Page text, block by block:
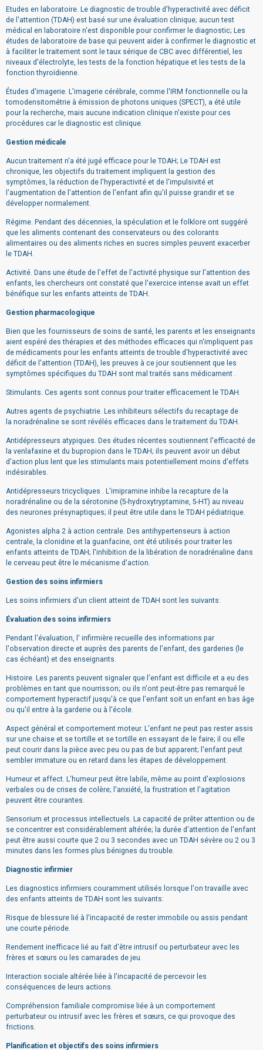
Etudes en laboratoire. Le diagnostic de trouble d'hyperactivité avec déficit
de l'attention (TDAH) est basé sur une évaluation clinique; aucun test
médical en laboratoire n'est disponible pour confirmer le diagnostic; Les
études de laboratoire de base qui peuvent aider à confirmer le diagnostic et
à faciliter le traitement sont le taux sérique de CBC avec différentiel, les
niveaux d'électrolyte, les tests de la fonction hépatique et les tests de la
fonction thyroïdienne.
Études d'imagerie. L'imagerie cérébrale, comme l'IRM fonctionnelle ou la
tomodensitométrie à émission de photons uniques (SPECT), a été utile
pour la recherche, mais aucune indication clinique n'existe pour ces
procédures car le diagnostic est clinique.
Gestion médicale
Aucun traitement n'a été jugé efficace pour le TDAH; Le TDAH est
chronique, les objectifs du traitement impliquent la gestion des
symptômes, la réduction de l'hyperactivité et de l'impulsivité et
l'augmentation de l'attention de l'enfant afin qu'il puisse grandir et se
développer normalement.
Régime. Pendant des décennies, la spéculation et le folklore ont suggéré
que les aliments contenant des conservateurs ou des colorants
alimentaires ou des aliments riches en sucres simples peuvent exacerber
le TDAH.
Activité. Dans une étude de l'effet de l'activité physique sur l'attention des
enfants, les chercheurs ont constaté que l'exercice intense avait un effet
bénéfique sur les enfants atteints de TDAH.
Gestion pharmacologique
Bien que les fournisseurs de soins de santé, les parents et les enseignants
aient espéré des thérapies et des méthodes efficaces qui n'impliquent pas
de médicaments pour les enfants atteints de trouble d'hyperactivité avec
déficit de l'attention (TDAH), les preuves à ce jour soutiennent que les
symptômes spécifiques du TDAH sont mal traités sans médicament .
Stimulants. Ces agents sont connus pour traiter efficacement le TDAH.
Autres agents de psychiatrie. Les inhibiteurs sélectifs du recaptage de
la noradrénaline se sont révélés efficaces dans le traitement du TDAH.
Antidépresseurs atypiques. Des études récentes soutiennent l'efficacité de
la venlafaxine et du bupropion dans le TDAH; ils peuvent avoir un début
d'action plus lent que les stimulants mais potentiellement moins d'effets
indésirables.
Antidépresseurs tricycliques . L'imipramine inhibe la recapture de la
noradrénaline ou de la sérotonine (5-hydroxytryptamine, 5-HT) au niveau
des neurones présynaptiques; il peut être utile dans le TDAH pédiatrique.
Agonistes alpha 2 à action centrale. Des antihypertenseurs à action
centrale, la clonidine et la guanfacine, ont été utilisés pour traiter les
enfants atteints de TDAH; l'inhibition de la libération de noradrénaline dans
le cerveau peut être le mécanisme d'action.
Gestion des soins infirmiers
Les soins infirmiers d'un client atteint de TDAH sont les suivants:
Évaluation des soins infirmiers
Pendant l'évaluation, l' infirmière recueille des informations par
l'observation directe et auprès des parents de l'enfant, des garderies (le
cas échéant) et des enseignants.
Histoire. Les parents peuvent signaler que l'enfant est difficile et a eu des
problèmes en tant que nourrisson; ou ils n'ont peut-être pas remarqué le
comportement hyperactif jusqu'à ce que l'enfant soit un enfant en bas âge
ou qu'il entre à la garderie ou à l'école.
Aspect général et comportement moteur. L'enfant ne peut pas rester assis
sur une chaise et se tortille et se tortille en essayant de le faire; il ou elle
peut courir dans la pièce avec peu ou pas de but apparent; l'enfant peut
sembler immature ou en retard dans les étapes de développement.
Humeur et affect. L'humeur peut être labile, même au point d'explosions
verbales ou de crises de colère; l'anxiété, la frustration et l'agitation
peuvent être courantes.
Sensorium et processus intellectuels. La capacité de prêter attention ou de
se concentrer est considérablement altérée; la durée d'attention de l'enfant
peut être aussi courte que 2 ou 3 secondes avec un TDAH sévère ou 2 ou 3
minutes dans les formes plus bénignes du trouble.
Diagnostic infirmier
Les diagnostics infirmiers couramment utilisés lorsque l'on travaille avec
des enfants atteints de TDAH sont les suivants:
Risque de blessure lié à l'incapacité de rester immobile ou assis pendant
une courte période.
Rendement inefficace lié au fait d'être intrusif ou perturbateur avec les
frères et sœurs ou les camarades de jeu.
Interaction sociale altérée liée à l'incapacité de percevoir les
conséquences de leurs actions.
Compréhension familiale compromise liée à un comportement
perturbateur ou intrusif avec les frères et sœurs, ce qui provoque des
frictions.
Planification et objectifs des soins infirmiers